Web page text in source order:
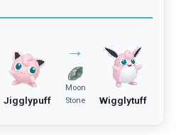
Jigglypuff
→
Moon
Stone
Wigglytuff